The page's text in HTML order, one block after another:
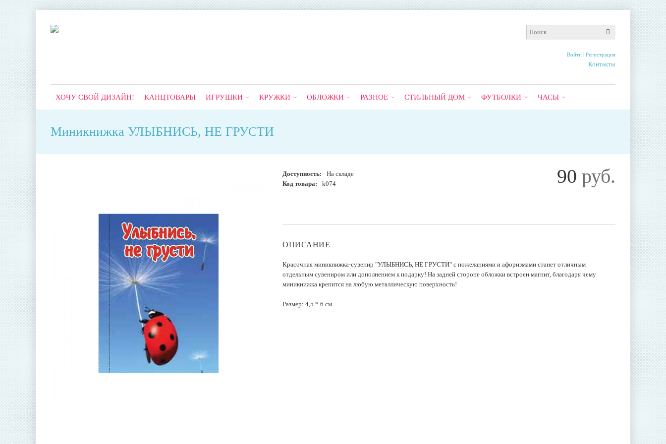
Войти| Регистрация
Контакты
ХОЧУ СВОЙ ДИЗАЙН! КАНЦТОВАРЫ ИГРУШКИ КРУЖКИ ОБЛОЖКИ РАЗНОЕ СТИЛЬНЫЙ ДОМ ФУТБОЛКИ ЧАСЫ
Миникнижка УЛЫБНИСЬ, НЕ ГРУСТИ
90 руб.
Доступность:
На складе
Код товара:
k074
ОПИСАНИЕ
Красочная миникнижка-сувенир "УЛЫБНИСЬ, НЕ ГРУСТИ" с пожеланиями и афоризмами станет отличным
отдельным сувениром или дополнением к подарку! На задней стороне обложки встроен магнит, благодаря чему
миникнижка крепится на любую металлическую поверхность!
Размер: 4,5 * 6 см